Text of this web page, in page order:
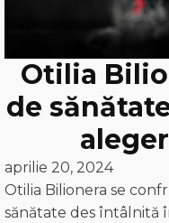
Otilia
de
aprilie 20, 2024
Otilia Bilionera se
sănătate des întâlnită